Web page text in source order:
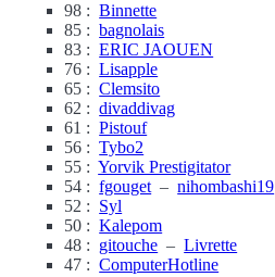
98 :Binnette
85 :bagnolais
83 :ERIC JAOUEN
76 :Lisapple
65 :Clemsito
62 :divaddivag
61 :Pistouf
56 :Tybo2
55 :Yorvik Prestigitator
54 :fgouget –nihombashi19
52 : Syl
50 :Kalepom
48 : gitouche –Livrette
47 :ComputerHotline